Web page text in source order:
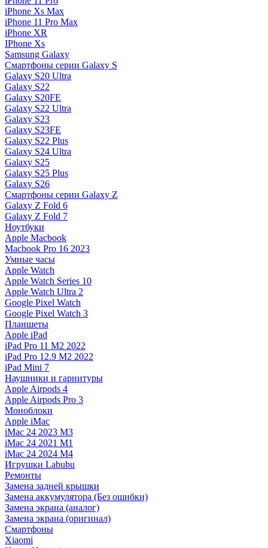
iPhone Xs Max
iPhone 11 Pro Max
iPhone XR
IPhone Xs
Samsung Galaxy
Смартфоны серии Galaxy S
Galaxy S20 Ultra
Galaxy S22
Galaxy S20FE
Galaxy S22 Ultra
Galaxy S23
Galaxy S23FE
Galaxy S22 Plus
Galaxy S24 Ultra
Galaxy S25
Galaxy S25 Plus
Galaxy S26
Смартфоны серии Galaxy Z
Galaxy Z Fold 6
Galaxy Z Fold 7
Ноутбуки
Apple Macbook
Macbook Pro 16 2023
Умные часы
Apple Watch
Apple Watch Series 10
Apple Watch Ultra 2
Google Pixel Watch
Google Pixel Watch 3
Планшеты
Apple iPad
iPad Pro 11 M2 2022
iPad Pro 12.9 M2 2022
iPad Mini 7
Наушники и гарнитуры
Apple Airpods 4
Apple Airpods Pro 3
Моноблоки
Apple iMac
iMac 24 2023 M3
iMac 24 2021 M1
iMac 24 2024 M4
Игрушки Labubu
Ремонты
Замена задней крышки
Замена аккумулятора (Без ошибки)
Замена экрана (аналог)
Замена экрана (оригинал)
Смартфоны
Xiaomi